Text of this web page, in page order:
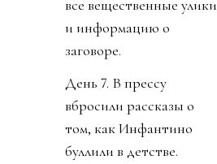
все вещественные улики
и информацию о
заговоре.
День 7. В прессу
вбросили рассказы о
том, как Инфантино
буллили в детстве.